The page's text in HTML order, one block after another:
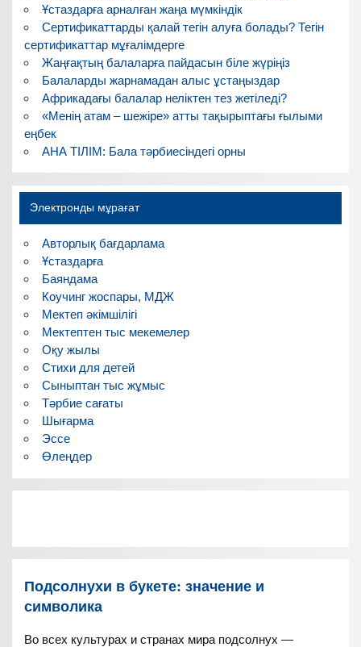
Ұстаздарға арналған жаңа мүмкіндік
Сертификаттарды қалай тегін алуға болады? Тегін
сертификаттар мұғалімдерге
Жаңғақтың балаларға пайдасын біле жүріңіз
Балаларды жарнамадан алыс ұстаңыздар
Африкадағы балалар неліктен тез жетіледі?
«Менің атам – шежіре» атты тақырыптағы ғылыми
еңбек
АНА ТІЛІМ: Бала тәрбиесіндегі орны
Электронды мұрағат
Авторлық бағдарлама
Ұстаздарға
Баяндама
Коучинг жоспары, МДЖ
Мектеп әкімшілігі
Мектептен тыс мекемелер
Оқу жылы
Стихи для детей
Сыныптан тыс жұмыс
Тәрбие сағаты
Шығарма
Эссе
Өлеңдер
Подсолнухи в букете: значение и
символика
Во всех культурах и странах мира подсолнух —